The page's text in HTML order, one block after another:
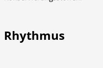
Rhythmus